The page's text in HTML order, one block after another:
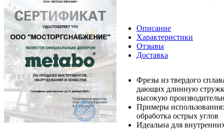
Описание
Характеристики
Отзывы
Доставка
Фрезы из твердого
дающих длинную
высокую
Примеры использования:
обработка острых углов
Идеальна для